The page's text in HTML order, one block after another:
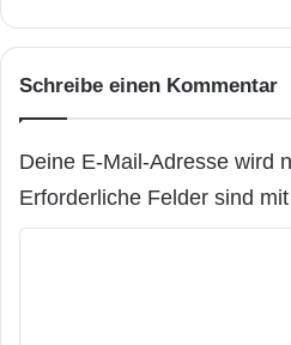
Schreibe einen Kommentar
Deine E-Mail-Adresse wird
Erforderliche Felder sind mit